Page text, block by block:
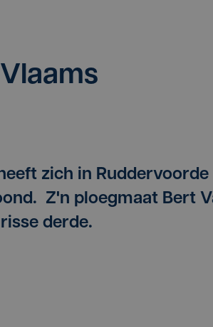
zich in
Z'n ploegmaat Bert
derde.